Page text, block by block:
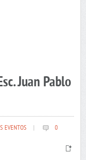
Juan Pablo
EVENTOS 0